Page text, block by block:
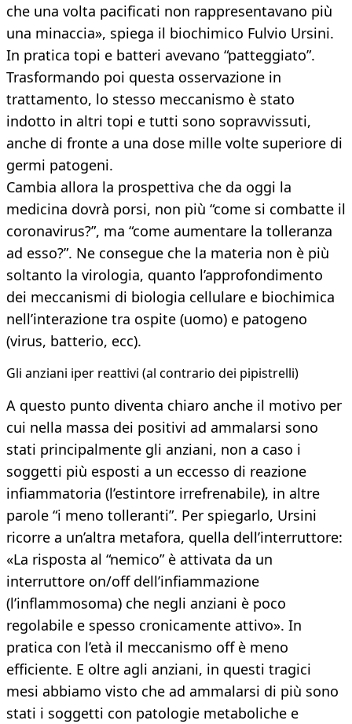
che una volta pacificati non rappresentavano più
una minaccia», spiega il biochimico Fulvio Ursini.
In pratica topi e batteri avevano “patteggiato”.
Trasformando poi questa osservazione in
trattamento, lo stesso meccanismo è stato
indotto in altri topi e tutti sono sopravvissuti,
anche di fronte a una dose mille volte superiore di
germi patogeni.
Cambia allora la prospettiva che da oggi la
medicina dovrà porsi, non più “come si combatte il
coronavirus?”, ma “come aumentare la tolleranza
ad esso?”. Ne consegue che la materia non è più
soltanto la virologia, quanto l’approfondimento
dei meccanismi di biologia cellulare e biochimica
nell’interazione tra ospite (uomo) e patogeno
(virus, batterio, ecc).
Gli anziani iper reattivi (al contrario dei pipistrelli)
A questo punto diventa chiaro anche il motivo per
cui nella massa dei positivi ad ammalarsi sono
stati principalmente gli anziani, non a caso i
soggetti più esposti a un eccesso di reazione
infiammatoria (l’estintore irrefrenabile), in altre
parole “i meno tolleranti”. Per spiegarlo, Ursini
ricorre a un’altra metafora, quella dell’interruttore:
«La risposta al “nemico” è attivata da un
interruttore on/off dell’infiammazione
(l’inflammosoma) che negli anziani è poco
regolabile e spesso cronicamente attivo». In
pratica con l’età il meccanismo off è meno
efficiente. E oltre agli anziani, in questi tragici
mesi abbiamo visto che ad ammalarsi di più sono
stati i soggetti con patologie metaboliche e